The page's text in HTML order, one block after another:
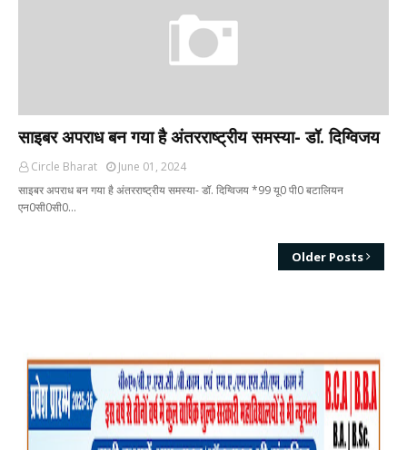
साइबर अपराध बन गया है अंतरराष्ट्रीय समस्या- डॉ. दिग्विजय
Circle Bharat
June 01, 2024
साइबर अपराध बन गया है अंतरराष्ट्रीय समस्या- डॉ. दिग्विजय *99 यू0 पी0 बटालियन
एन0सी0सी0…
Older Posts